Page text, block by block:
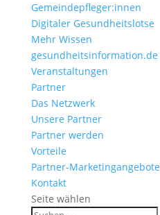
Gemeindepfleger:innen
Digitaler Gesundheitslotse
Mehr Wissen
gesundheitsinformation.de
Veranstaltungen
Partner
Das Netzwerk
Unsere Partner
Partner werden
Vorteile
Partner-Marketingangebote
Kontakt
Seite wählen